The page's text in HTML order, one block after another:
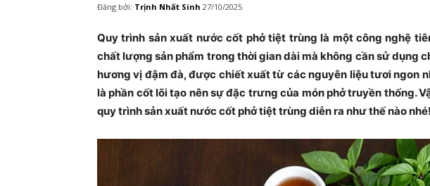
Đăng bởi: Trịnh Nhất Sinh 27/10/2025
Quy trình sản xuất nước cốt phở tiệt trùng là một công nghệ
chất lượng sản phẩm trong thời gian dài mà không cần sử dụng
hương vị đậm đà, được chiết xuất từ các nguyên liệu tươi ngon
là phần cốt lõi tạo nên sự đặc trưng của món phở truyền thống.
quy trình sản xuất nước cốt phở tiệt trùng diễn ra như thế nào nhé!